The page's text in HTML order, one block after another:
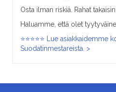
Osta ilman riskiä. Rahat
Haluamme, että olet
⭐⭐⭐⭐⭐ Lue asiakkaidemme
Suodatinmestareista. >